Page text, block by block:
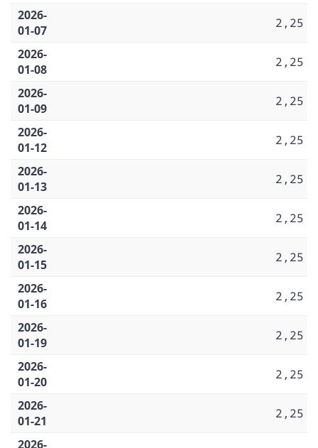
2026-
01-07
2,25
2026-
01-08
2,25
2026-
01-09
2,25
2026-
01-12
2,25
2026-
01-13
2,25
2026-
01-14
2,25
2026-
01-15
2,25
2026-
01-16
2,25
2026-
01-19
2,25
2026-
01-20
2,25
2026-
01-21
2,25
2026-